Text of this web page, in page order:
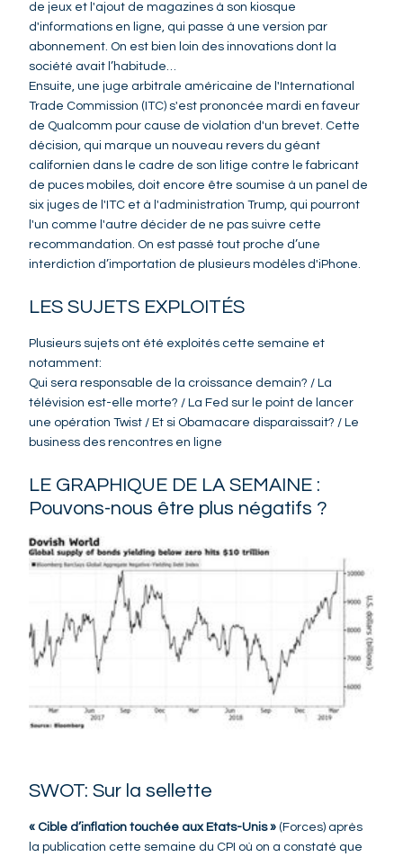
de jeux et l'ajout de magazines à son kiosque
d'informations en ligne, qui passe à une version par
abonnement. On est bien loin des innovations dont la
société avait l’habitude…
Ensuite, une juge arbitrale américaine de l'International
Trade Commission (ITC) s'est prononcée mardi en faveur
de Qualcomm pour cause de violation d'un brevet. Cette
décision, qui marque un nouveau revers du géant
californien dans le cadre de son litige contre le fabricant
de puces mobiles, doit encore être soumise à un panel de
six juges de l'ITC et à l'administration Trump, qui pourront
l'un comme l'autre décider de ne pas suivre cette
recommandation. On est passé tout proche d’une
interdiction d’importation de plusieurs modèles d'iPhone.
LES SUJETS EXPLOITÉS
Plusieurs sujets ont été exploités cette semaine et
notamment:
Qui sera responsable de la croissance demain? / La
télévision est-elle morte? / La Fed sur le point de lancer
une opération Twist / Et si Obamacare disparaissait? / Le
business des rencontres en ligne
LE GRAPHIQUE DE LA SEMAINE :
Pouvons-nous être plus négatifs ?
SWOT: Sur la sellette
« Cible d’inflation touchée aux Etats-Unis » (Forces) après
la publication cette semaine du CPI où on a constaté que